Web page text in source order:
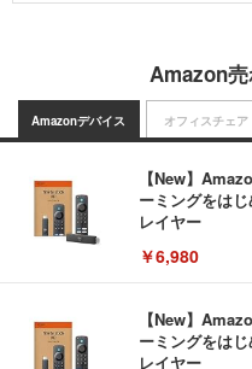
Amazon
Amazonデバイス
【New】
ーミングをは
レイヤー
￥6,980
【New】
ーミングをは
レイヤー
オフィスチェア